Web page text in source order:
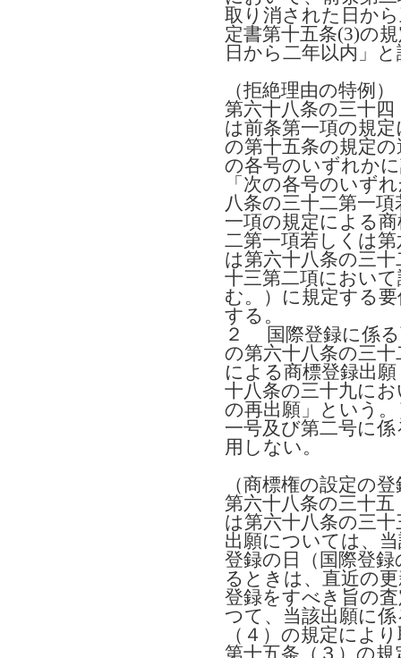
取り消された日か
定書第十五条(3)の
日から二年以内」
（拒絶理由の特例）
第六十八条の三十
は前条第一項の規
の第十五条の規定
の各号のいずれか
「次の各号のいず
八条の三十二第一
一項の規定による
二第一項若しくは
は第六十八条の三
十三第二項におい
む。）に規定する
する。
２ 国際登録に係
の第六十八条の三
による商標登録出
十八条の三十九に
の再出願」という
一号及び第二号に
用しない。
（商標権の設定の
第六十八条の三十
は第六十八条の三
出願については、
登録の日（国際登
るときは、直近の
登録をすべき旨の
つて、当該出願に
（４）の規定によ
第十五条（３）の